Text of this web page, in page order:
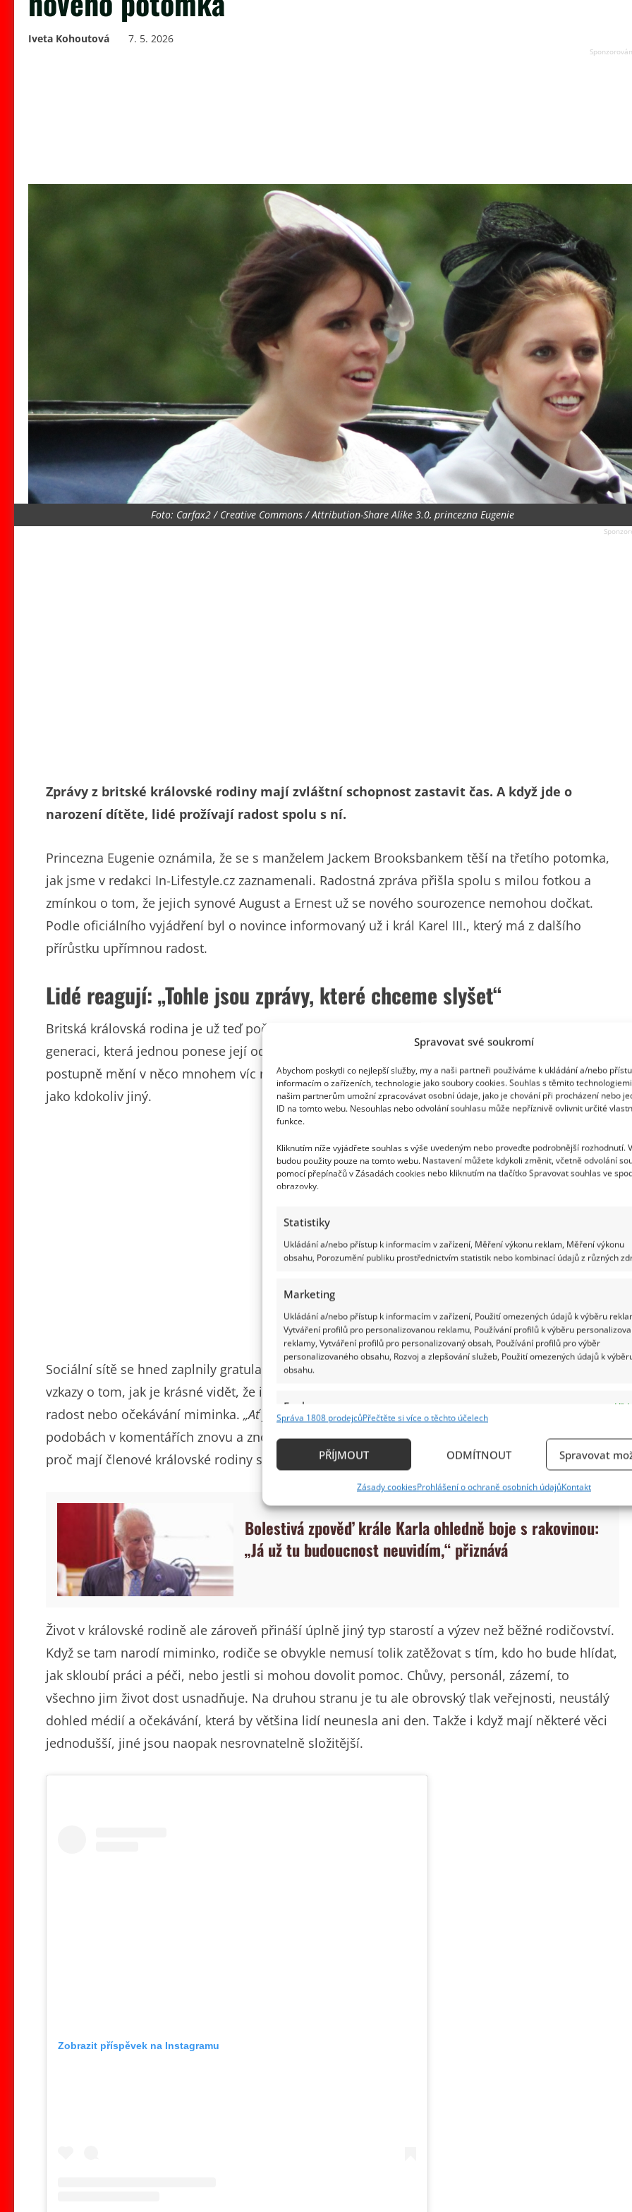
Spravovat své soukromí
Abychom poskytli co nejlepší služby, my a naši partneři používáme k ukládání a/nebo
informacím o zařízeních, technologie jako soubory cookies. Souhlas s těmito
našim partnerům umožní zpracovávat osobní údaje, jako je chování při procházení nebo
ID na tomto webu. Nesouhlas nebo odvolání souhlasu může nepříznivě ovlivnit určité
funkce.
Kliknutím níže vyjádřete souhlas s výše uvedeným nebo proveďte podrobnější rozhodnutí.
budou použity pouze na tomto webu. Nastavení můžete kdykoli změnit, včetně odvolání
pomocí přepínačů v Zásadách cookies nebo kliknutím na tlačítko Spravovat souhlas ve
obrazovky.
Statistiky
Ukládání a/nebo přístup k informacím v zařízení, Měření výkonu reklam, Měření výkonu
obsahu, Porozumění publiku prostřednictvím statistik nebo kombinací údajů z různých
Marketing
Ukládání a/nebo přístup k informacím v zařízení, Použití omezených údajů k výběru
Vytváření profilů pro personalizovanou reklamu, Používání profilů k výběru
reklamy, Vytváření profilů pro personalizovaný obsah, Používání profilů pro výběr
personalizovaného obsahu, Rozvoj a zlepšování služeb, Použití omezených údajů k
obsahu.
Funkce
Identifikace zařízení na základě automaticky přenášených informací.
základě aktivně požadovaných informací.
Zajištění bezpečnosti, předcházení a zjišťování podvodů a
odstraňování chyb, Poskytování a zobrazování reklamy a
Správa 1808 prodejcůPřečtěte si více o těchto účelech
PŘÍJMOUT ODMÍTNOUT Spravovat
Zásady cookiesProhlášení o ochraně osobních údajůKontakt
Iveta Kohoutová 7. 5. 2026
Foto: Carfax2 / Creative Commons / Attribution-Share Alike 3.0, princezna Eugenie
Zprávy z britské královské rodiny mají zvláštní schopnost zastavit čas. A když jde o
narození dítěte, lidé prožívají radost spolu s ní.
Princezna Eugenie oznámila, že se s manželem Jackem Brooksbankem těší na třetího potomka,
jak jsme v redakci In-Lifestyle.cz zaznamenali. Radostná zpráva přišla spolu s milou fotkou a
zmínkou o tom, že jejich synové August a Ernest už se nového sourozence nemohou dočkat.
Podle oficiálního vyjádření byl o novince informovaný už i král Karel III., který má z dalšího
přírůstku upřímnou radost.
Lidé reagují: „Tohle jsou zprávy, které chceme slyšet“
Britská královská rodina je už teď početná a každé další děťátko ji jen a jen rozšiřuje o novou
generaci, která jednou ponese její odkaz dál. Je zajímavé, jak se kdysi striktně formální instituce
postupně mění v něco mnohem víc normálního a lidského – rodinu, která řeší radosti i starosti
jako kdokoliv jiný.
Sociální sítě se hned zaplnily gratulacemi.„Konečně něco pozitivního,“
vzkazy o tom, jak je krásné vidět, že i královská rodina prožívá běžné věci jako sourozenecká
radost nebo očekávání miminka. „Ať je dítě zdravé, to je nejdůležitější,“opakovalo se v různých
podobách v komentářích znovu a znovu. Ostatně tahle univerzální lidskost je možná důvodem,
proč mají členové královské rodiny stále tak silnou podporu veřejnosti.
Bolestivá zpověď krále Karla ohledně boje s rakovinou:
„Já už tu budoucnost neuvidím,“ přiznává
Život v královské rodině ale zároveň přináší úplně jiný typ starostí a výzev než běžné rodičovství.
Když se tam narodí miminko, rodiče se obvykle nemusí tolik zatěžovat s tím, kdo ho bude hlídat,
jak skloubí práci a péči, nebo jestli si mohou dovolit pomoc. Chůvy, personál, zázemí, to
všechno jim život dost usnadňuje. Na druhou stranu je tu ale obrovský tlak veřejnosti, neustálý
dohled médií a očekávání, která by většina lidí neunesla ani den. Takže i když mají některé věci
jednodušší, jiné jsou naopak nesrovnatelně složitější.
Zobrazit příspěvek na Instagramu